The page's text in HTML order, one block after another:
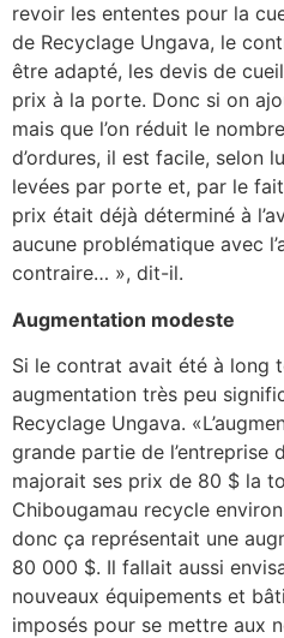
revoir les ententes pour la
de Recyclage Ungava, le
être adapté, les devis de
prix à la porte. Donc si on
mais que l’on réduit le
d’ordures, il est facile, selon
levées par porte et, par le
prix était déjà déterminé à
aucune problématique avec
contraire… », dit-il.
Augmentation modeste
Si le contrat avait été à long
augmentation très peu
Recyclage Ungava.
grande partie de l’entreprise
majorait ses prix de 80 $ la
Chibougamau recycle
donc ça représentait une
80 000 $. Il fallait aussi
nouveaux équipements et
imposés pour se mettre aux